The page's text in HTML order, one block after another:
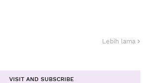
Lebih lama
VISIT AND SUBSCRIBE